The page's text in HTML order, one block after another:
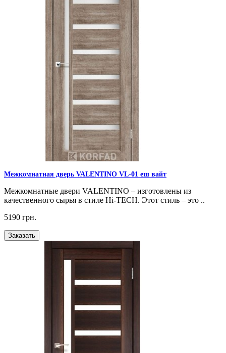
Межкомнатная дверь VALENTINO VL-01 еш вайт
Межкомнатные двери VALENTINO – изготовлены из
качественного сырья в стиле Hi-TECH. Этот стиль – это ..
5190 грн.
Заказать